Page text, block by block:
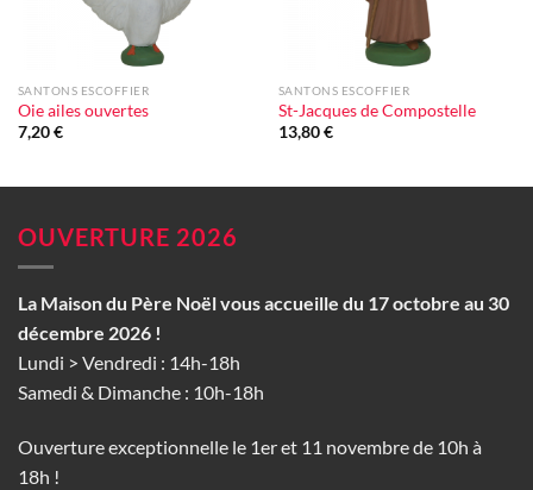
SANTONS ESCOFFIER
Oie ailes ouvertes
7,20€
SANTONS ESCOFFIER
St-Jacques de Compostelle
13,80€
OUVERTURE 2026
La Maison du Père Noël vous accueille du 17 octobre au 30
décembre 2026 !
Lundi > Vendredi : 14h-18h
Samedi & Dimanche : 10h-18h
Ouverture exceptionnelle le 1er et 11 novembre de 10h à
18h !